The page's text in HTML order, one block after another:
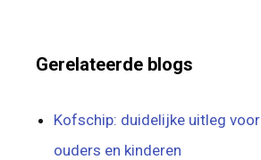
Gerelateerde blogs
Kofschip: duidelijke uitleg voor
ouders en kinderen